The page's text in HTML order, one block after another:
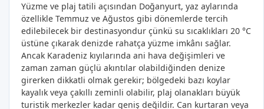
Yüzme ve plaj tatili açısından Doğanyurt, yaz aylarında
özellikle Temmuz ve Ağustos gibi dönemlerde tercih
edilebilecek bir destinasyondur çünkü su sıcaklıkları 20 °C
üstüne çıkarak denizde rahatça yüzme imkânı sağlar.
Ancak Karadeniz kıyılarında ani hava değişimleri ve
zaman zaman güçlü akıntılar olabildiğinden denize
girerken dikkatli olmak gerekir; bölgedeki bazı koylar
kayalık veya çakıllı zeminli olabilir, plaj olanakları büyük
turistik merkezler kadar geniş değildir. Can kurtaran veya